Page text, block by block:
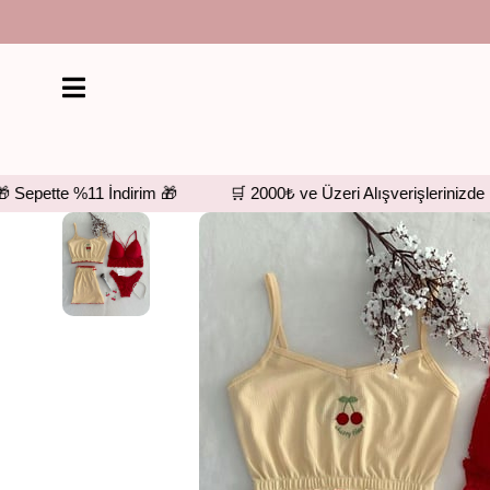
%11 İndirim 🎁 🛒 2000₺ ve Üzeri Alışverişlerinizde